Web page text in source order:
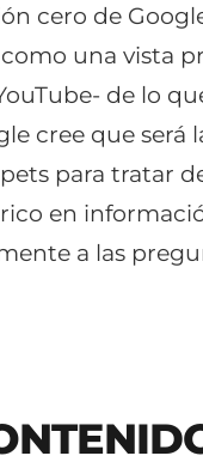
cero de
una vista
de lo
cree que será
para tratar
en
a las